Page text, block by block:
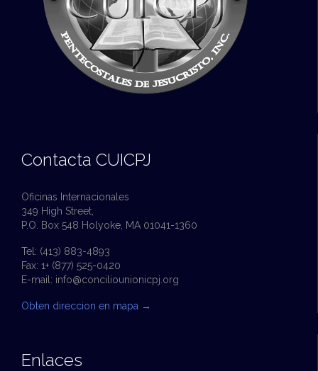
Contacta CUICPJ
Oficinas Internacionales
349 High Street,
P.O. Box 548 Holyoke, MA 01041-1360
Tel: (413) 883-4893
Fax: 1+ (877) 525-0420
E-mail: info@conciliounionicpj.org
Obten direccion en mapa →
Enlaces